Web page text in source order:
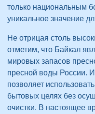
только национальным
уникальное значение
Не отрицая столь
отметим, что Байкал
мировых запасов
пресной воды России.
позволяет
бытовых целях без
очистки. В настоящее